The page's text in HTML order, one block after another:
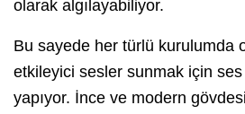
olarak algılayabiliyor.
Bu sayede her türlü kurulumda
etkileyici sesler sunmak için ses
yapıyor. İnce ve modern